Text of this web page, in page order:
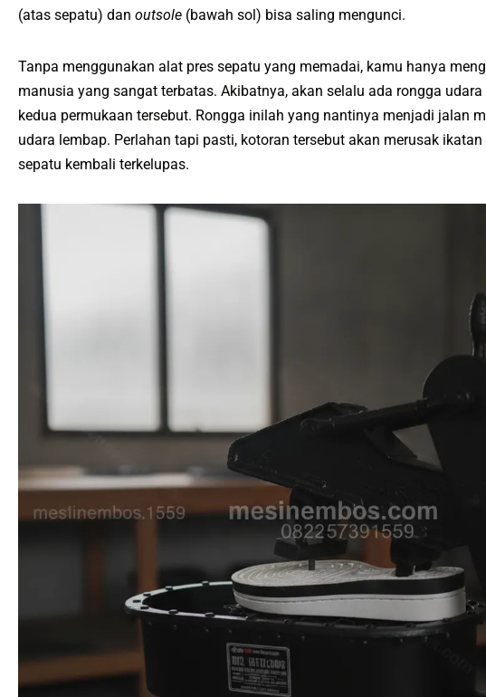
(atas sepatu) dan outsole (bawah sol) bisa saling mengunci.
Tanpa menggunakan alat pres sepatu yang memadai, kamu hanya
manusia yang sangat terbatas. Akibatnya, akan selalu ada rongga
kedua permukaan tersebut. Rongga inilah yang nantinya menjadi jalan
udara lembap. Perlahan tapi pasti, kotoran tersebut akan merusak
sepatu kembali terkelupas.